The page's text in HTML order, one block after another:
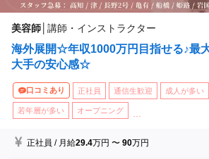
美容師 講師・インストラクター
海外展開☆年収1000万円目指せる♪最
大手の安心感☆
口コミあり 正社員 通信生歓迎 成人が多い
若年層が多い オープニング
正社員 / 月給29.4万円 〜90万円